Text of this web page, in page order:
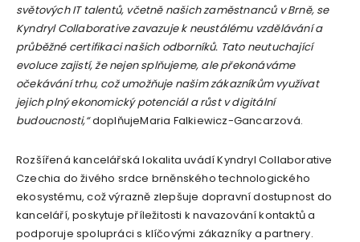
světových IT talentů, včetně našich zaměstnanců v Brně, se
Kyndryl Collaborative zavazuje k neustálému vzdělávání a
průběžné certifikaci našich odborníků. Tato neutuchající
evoluce zajistí, že nejen splňujeme, ale překonáváme
očekávání trhu, což umožňuje našim zákazníkům využívat
jejich plný ekonomický potenciál a růst v digitální
budoucnosti,“doplňujeMaria Falkiewicz-Gancarzová.
Rozšířená kancelářská lokalita uvádí Kyndryl Collaborative
Czechia do živého srdce brněnského technologického
ekosystému, což výrazně zlepšuje dopravní dostupnost do
kanceláří, poskytuje příležitosti k navazování kontaktů a
podporuje spolupráci s klíčovými zákazníky a partnery.